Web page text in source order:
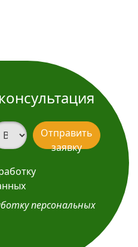
услугиОтправить
заявку
персональных